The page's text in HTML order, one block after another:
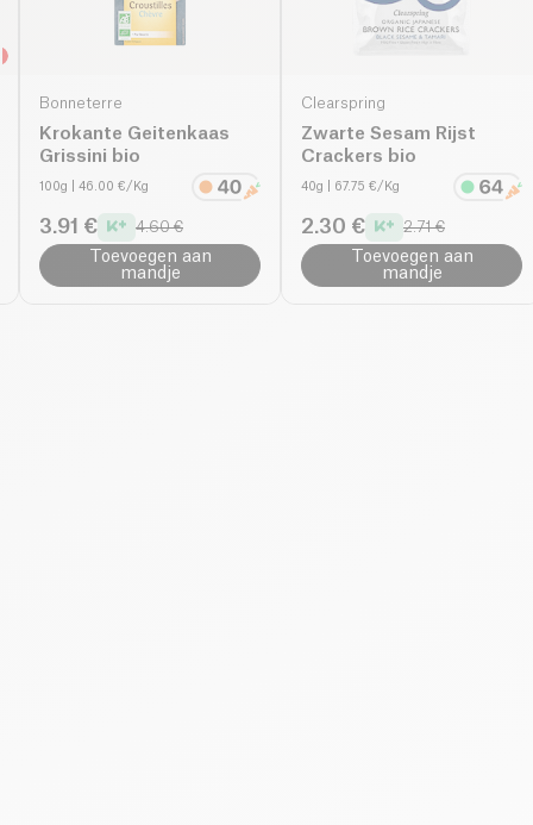
Bonneterre
Krokante Geitenkaas
Grissini bio
100g | 46.00 €/Kg
3.91 € 4.60 €
Toevoegen aan
mandje
Clearspring
Zwarte Sesam Rijst
Crackers bio
40g | 67.75 €/Kg
2.30 € 2.71 €
Toevoegen aan
mandje